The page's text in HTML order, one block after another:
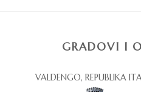
GRADOVI I
VALDENGO, REPUBLIKA